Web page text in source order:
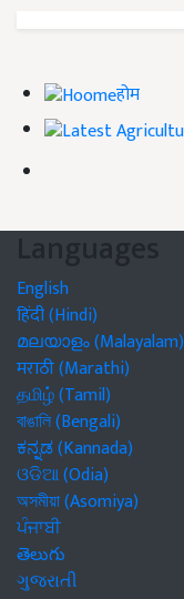
होम
Languages
English
हिंदी (Hindi)
മലയാളം (Malayalam)
मराठी (Marathi)
தமிழ் (Tamil)
বাঙালি (Bengali)
ಕನ್ನಡ (Kannada)
ଓଡିଆ (Odia)
অসমীয়া (Asomiya)
ਪੰਜਾਬੀ
తెలుగు
ગુજરાતી